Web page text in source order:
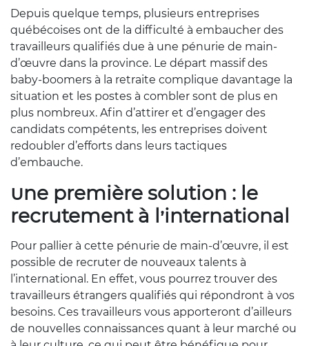
Depuis quelque temps, plusieurs entreprises
québécoises ont de la difficulté à embaucher des
travailleurs qualifiés due à une pénurie de main-
d’œuvre dans la province. Le départ massif des
baby-boomers à la retraite complique davantage la
situation et les postes à combler sont de plus en
plus nombreux. Afin d’attirer et d’engager des
candidats compétents, les entreprises doivent
redoubler d’efforts dans leurs tactiques
d’embauche.
Une première solution : le
recrutement à l’international
Pour pallier à cette pénurie de main-d’œuvre, il est
possible de recruter de nouveaux talents à
l’international. En effet, vous pourrez trouver des
travailleurs étrangers qualifiés qui répondront à vos
besoins. Ces travailleurs vous apporteront d’ailleurs
de nouvelles connaissances quant à leur marché ou